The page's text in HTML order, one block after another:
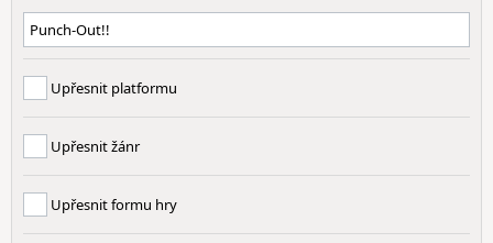
Upřesnit platformu
Upřesnit žánr
Upřesnit formu hry